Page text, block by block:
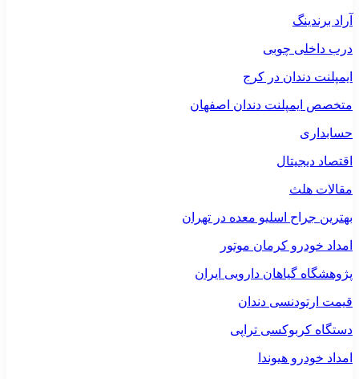
آراد برندینگ
درب داخلی چوبی
ایمپلنت دندان در کرج
متخصص ایمپلنت دندان اصفهان
حسابداری
اقتصاد دیجیتال
مقالات هلث
بهترین جراح اسلیو معده در تهران
امداد خودرو کرمان موتور
پژوهشگاه گیاهان دارویی ایران
قیمت ارتودنسی دندان
دستگاه کربوکسی تراپی
امداد خودرو هیوندا